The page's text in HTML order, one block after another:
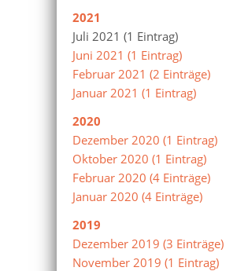
2021
Juli 2021 (1 Eintrag)
Juni 2021 (1 Eintrag)
Februar 2021 (2 Einträge)
Januar 2021 (1 Eintrag)
2020
Dezember 2020 (1 Eintrag)
Oktober 2020 (1 Eintrag)
Februar 2020 (4 Einträge)
Januar 2020 (4 Einträge)
2019
Dezember 2019 (3 Einträge)
November 2019 (1 Eintrag)